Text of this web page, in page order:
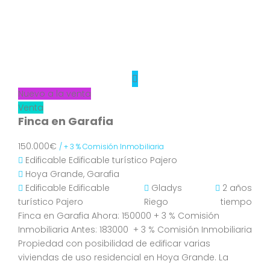
Nuevo a la venta
Venta
Finca en Garafia
150.000€ / + 3 % Comisión Inmobiliaria
Edificable Edificable turístico Pajero
Hoya Grande, Garafia
Edificable Edificable
turístico Pajero
Gladys
Riego
2 años
tiempo
Finca en Garafia Ahora: 150000 + 3 % Comisión
Inmobiliaria Antes: 183000 + 3 % Comisión Inmobiliaria
Propiedad con posibilidad de edificar varias
viviendas de uso residencial en Hoya Grande. La